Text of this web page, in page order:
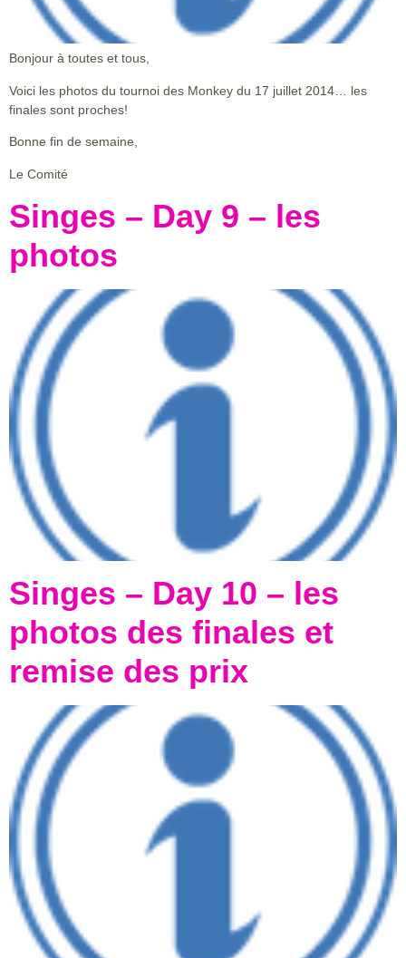
Bonjour à toutes et tous,
Voici les photos du tournoi des Monkey du 17 juillet 2014… les
finales sont proches!
Bonne fin de semaine,
Le Comité
Singes – Day 9 – les
photos
Singes – Day 10 – les
photos des finales et
remise des prix